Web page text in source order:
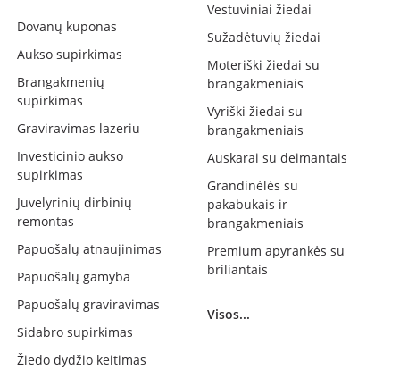
Dovanų kuponas
Aukso supirkimas
Brangakmenių
supirkimas
Graviravimas lazeriu
Investicinio aukso
supirkimas
Juvelyrinių dirbinių
remontas
Papuošalų atnaujinimas
Papuošalų gamyba
Papuošalų graviravimas
Sidabro supirkimas
Žiedo dydžio keitimas
Vestuviniai žiedai
Sužadėtuvių žiedai
Moteriški žiedai su
brangakmeniais
Vyriški žiedai su
brangakmeniais
Auskarai su deimantais
Grandinėlės su
pakabukais ir
brangakmeniais
Premium apyrankės su
briliantais
Visos...